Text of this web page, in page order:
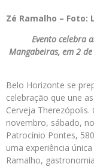
Zé Ramalho – Foto:
Evento celebra
Mangabeiras, em 2
Belo Horizonte se
celebração que une
Cerveja
novembro, sábado,
Patrocínio Pontes,
uma experiência
Ramalho,